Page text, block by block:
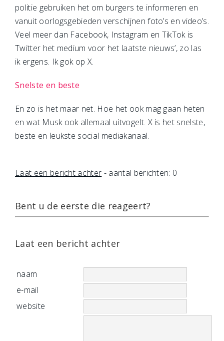
politie gebruiken het om burgers te informeren en
vanuit oorlogsgebieden verschijnen foto’s en video’s.
Veel meer dan Facebook, Instagram en TikTok is
Twitter het medium voor het laatste nieuws’, zo las
ik ergens. Ik gok op X.
Snelste en beste
En zo is het maar net. Hoe het ook mag gaan heten
en wat Musk ook allemaal uitvogelt. X is het snelste,
beste en leukste social mediakanaal.
Laat een bericht achter - aantal berichten: 0
Bent u de eerste die reageert?
Laat een bericht achter
naam
e-mail
website